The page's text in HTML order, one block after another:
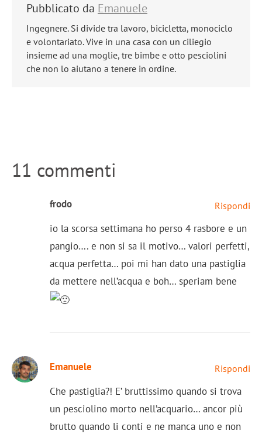
Pubblicato da Emanuele
Ingegnere. Si divide tra lavoro, bicicletta, monociclo
e volontariato. Vive in una casa con un ciliegio
insieme ad una moglie, tre bimbe e otto pesciolini
che non lo aiutano a tenere in ordine.
11 commenti
frodo Rispondi
io la scorsa settimana ho perso 4 rasbore e un
pangio…. e non si sa il motivo… valori perfetti,
acqua perfetta… poi mi han dato una pastiglia
da mettere nell’acqua e boh… speriam bene
Emanuele Rispondi
Che pastiglia?! E’ bruttissimo quando si trova
un pesciolino morto nell’acquario… ancor più
brutto quando li conti e ne manca uno e non